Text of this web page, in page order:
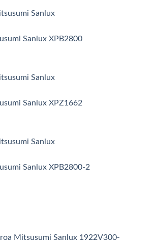
Sanlux XPB2800
Sanlux XPZ1662
Sanlux XPB2800-2
Mitsusumi Sanlux 1922V300-